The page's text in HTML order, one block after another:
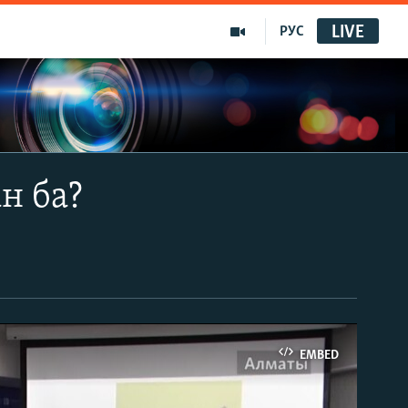
РУС LIVE
ба?
EMBED